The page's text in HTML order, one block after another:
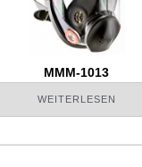
MMM-1013
WEITERLESEN